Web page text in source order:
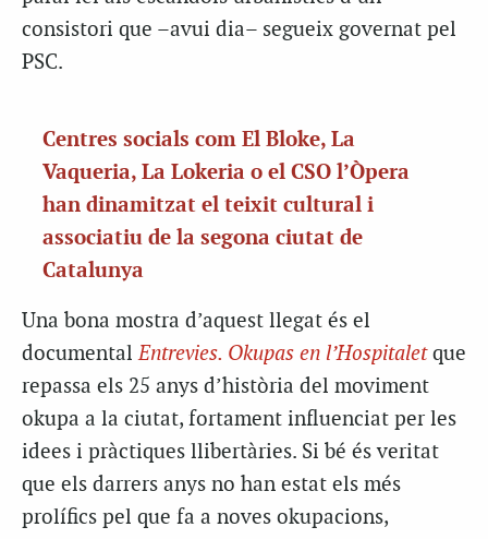
consistori que –avui dia– segueix governat pel
PSC.
Centres socials com El Bloke, La
Vaqueria, La Lokeria o el CSO l’Òpera
han dinamitzat el teixit cultural i
associatiu de la segona ciutat de
Catalunya
Una bona mostra d’aquest llegat és el
documentalEntrevies. Okupas en l’Hospitaletque
repassa els 25 anys d’història del moviment
okupa a la ciutat, fortament influenciat per les
idees i pràctiques llibertàries. Si bé és veritat
que els darrers anys no han estat els més
prolífics pel que fa a noves okupacions,